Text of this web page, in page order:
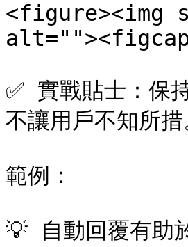
<figure><img
✅ 實戰貼士：保
不讓用戶不知所措
範例：
💡 自動回覆有助